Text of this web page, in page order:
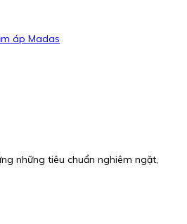
áp Madas
những tiêu chuẩn nghiêm ngặt,